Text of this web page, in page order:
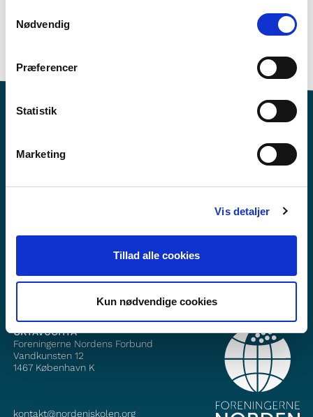
Nødvendig
Præferencer
Statistik
Marketing
Vis detaljer
Tillad alle cookies
Kun nødvendige cookies
Språkforståelse - skriftlig (DA, NO, SV)
Gávnna min dás Instagram
OKTAVUOHTA
Foreningerne Nordens Forbund
Vandkunsten 12
1467 København K
kontakt@nordeniskolen.org